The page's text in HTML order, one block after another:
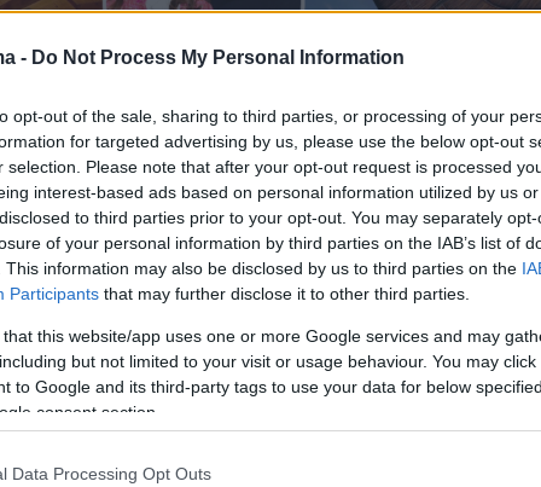
- Do Not Process My Personal Information
opt-out of the sale, sharing to third parties, or processing of your
for targeted advertising by us, please use the below opt-out
selection. Please note that after your opt-out request is processed
interest-based ads based on personal information utilized by us
to third parties prior to your opt-out. You may separately
of your personal information by third parties on the IAB’s list of
This information may also be disclosed by us to third parties on the
Participants that may further disclose it to other third parties.
that this website/app uses one or more Google services and may
but not limited to your visit or usage behaviour. You may
to Google and its third-party tags to use your data for below
consent section.
Data Processing Opt Outs
μπροστά στο κύμα στην Καλιφόρνια είναι ένα από τα
Μπίλ και Μελίντα Γκέιτς
τρεις να μην έχουν οικονομικό πρόβλημα
όμως να πάρουν διαζύγιο από τις